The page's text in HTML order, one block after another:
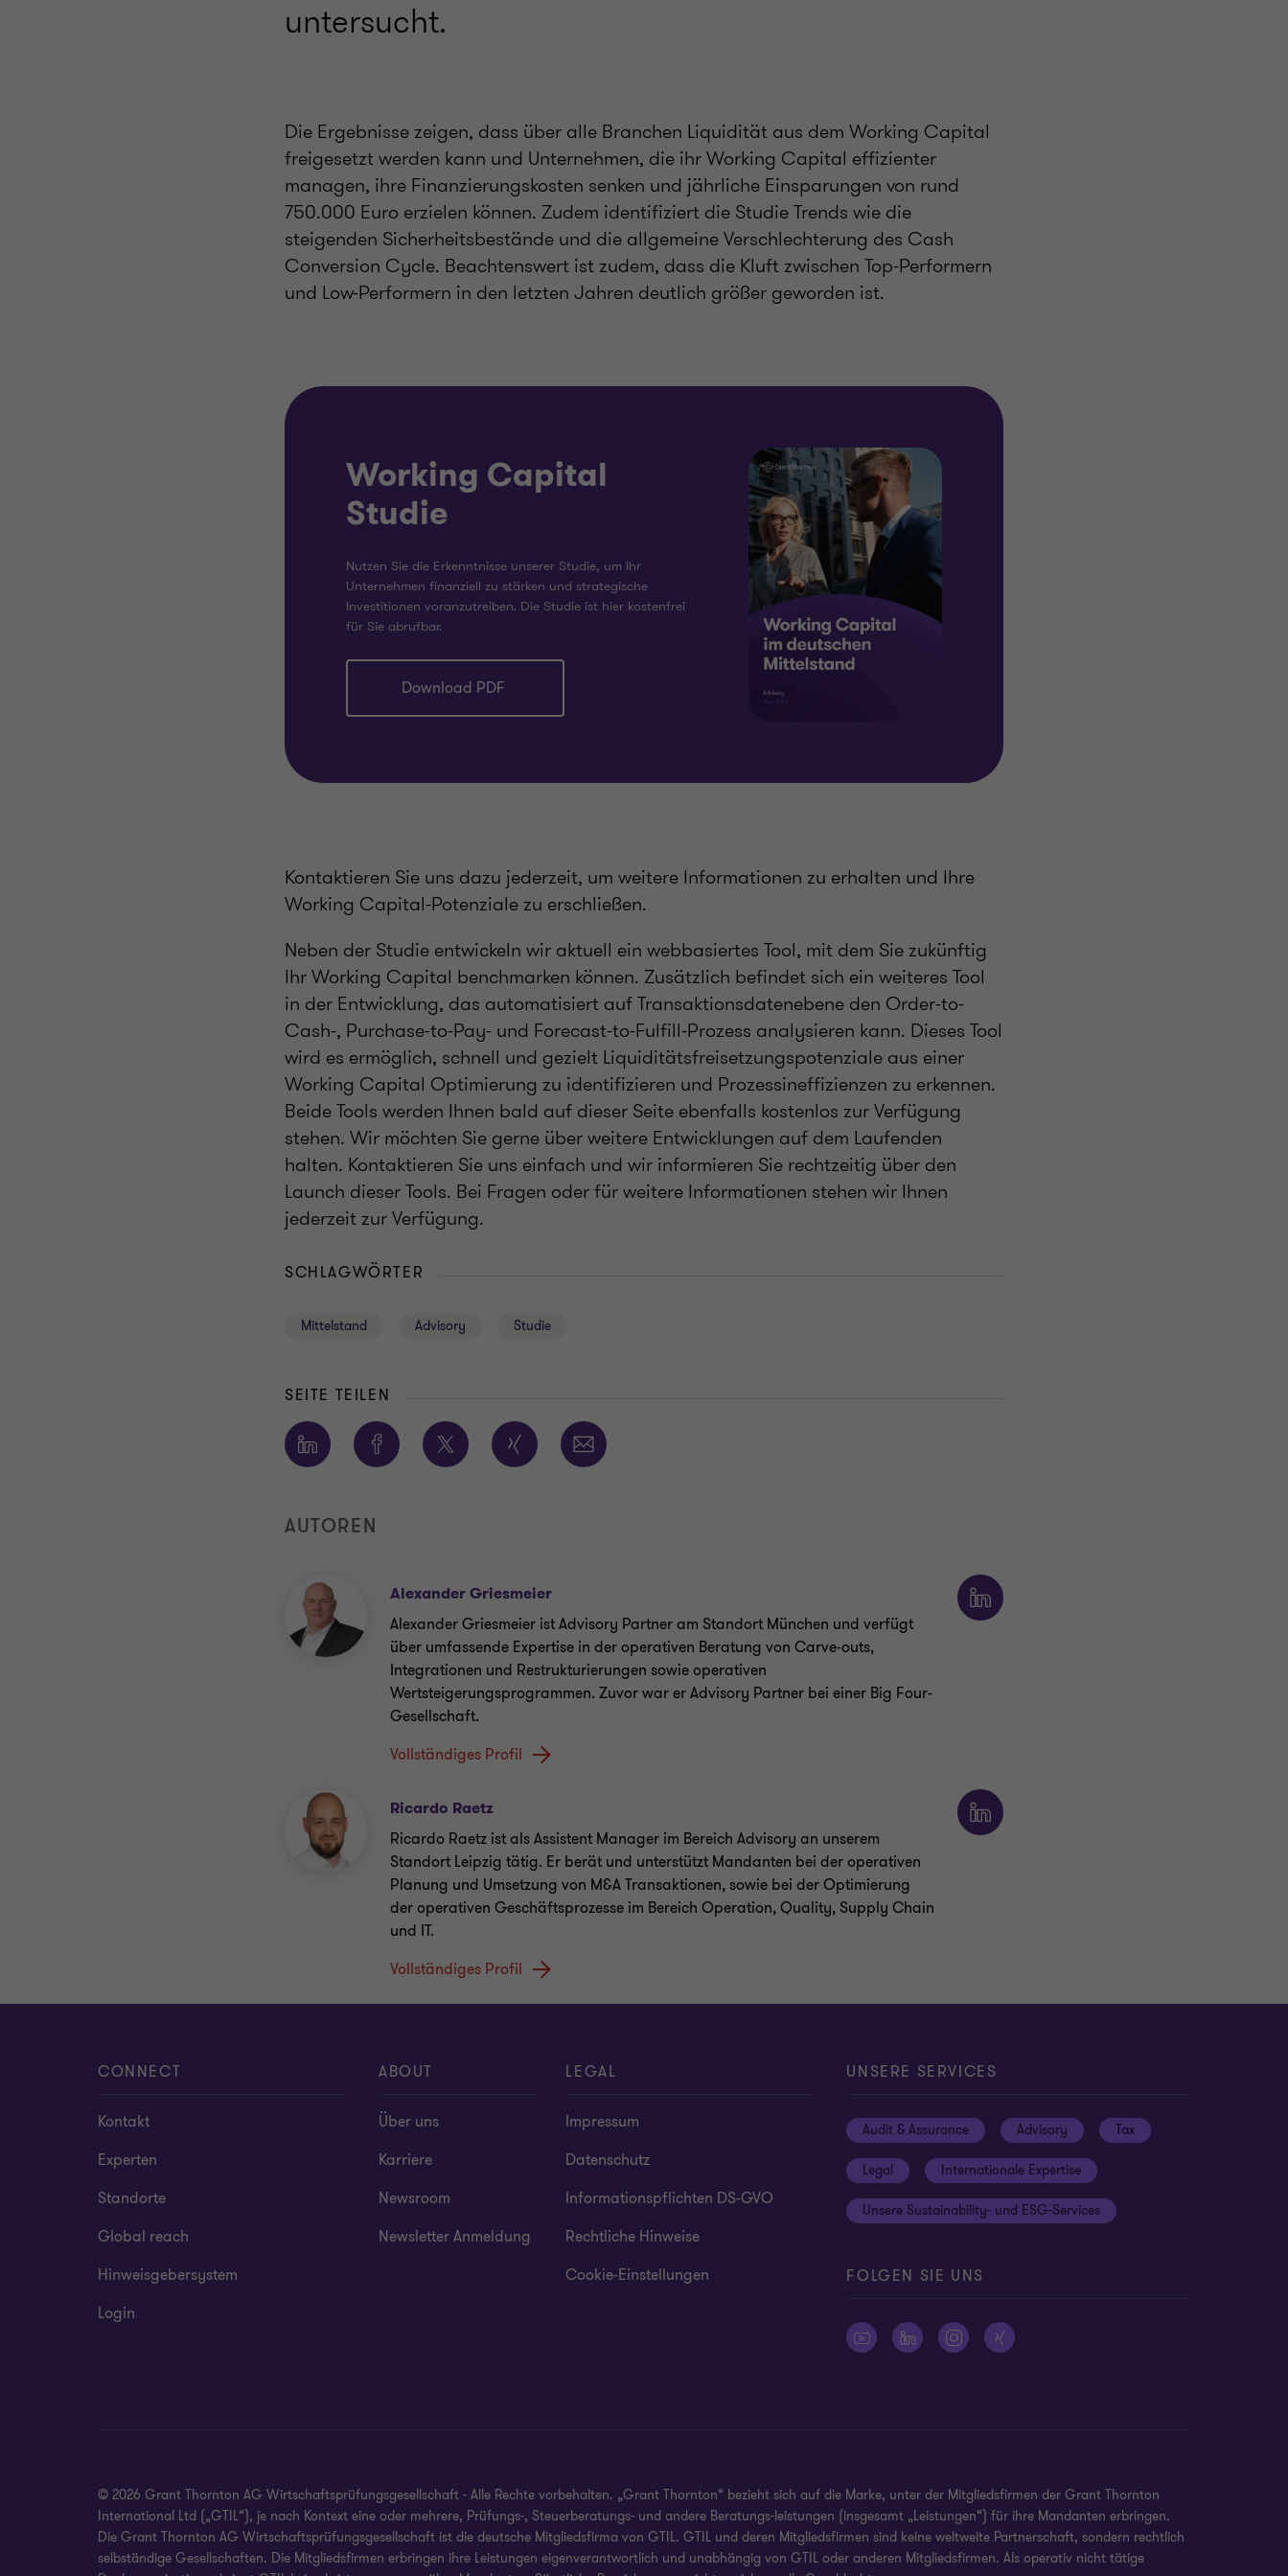
untersucht.
Die Ergebnisse zeigen, dass über alle Branchen Liquidität aus dem Working Capital
freigesetzt werden kann und Unternehmen, die ihr Working Capital effizienter
managen, ihre Finanzierungskosten senken und jährliche Einsparungen von rund
750.000 Euro erzielen können. Zudem identifiziert die Studie Trends wie die
steigenden Sicherheitsbestände und die allgemeine Verschlechterung des Cash
Conversion Cycle. Beachtenswert ist zudem, dass die Kluft zwischen Top-Performern
und Low-Performern in den letzten Jahren deutlich größer geworden ist.
Working Capital
Studie
Nutzen Sie die Erkenntnisse unserer Studie, um Ihr
Unternehmen finanziell zu stärken und strategische
Investitionen voranzutreiben. Die Studie ist hier kostenfrei
für Sie abrufbar.
Download PDF
Kontaktieren Sie uns dazu jederzeit, um weitere Informationen zu erhalten und Ihre
Working Capital-Potenziale zu erschließen.
Neben der Studie entwickeln wir aktuell ein webbasiertes Tool, mit dem Sie zukünftig
Ihr Working Capital benchmarken können. Zusätzlich befindet sich ein weiteres Tool
in der Entwicklung, das automatisiert auf Transaktionsdatenebene den Order-to-
Cash-, Purchase-to-Pay- und Forecast-to-Fulfill-Prozess analysieren kann. Dieses Tool
wird es ermöglich, schnell und gezielt Liquiditätsfreisetzungspotenziale aus einer
Working Capital Optimierung zu identifizieren und Prozessineffizienzen zu erkennen.
Beide Tools werden Ihnen bald auf dieser Seite ebenfalls kostenlos zur Verfügung
stehen. Wir möchten Sie gerne über weitere Entwicklungen auf dem Laufenden
halten. Kontaktieren Sie uns einfach und wir informieren Sie rechtzeitig über den
Launch dieser Tools. Bei Fragen oder für weitere Informationen stehen wir Ihnen
jederzeit zur Verfügung.
SCHLAGWÖRTER
Mittelstand Advisory Studie
SEITE TEILEN
AUTOREN
Alexander Griesmeier
Alexander Griesmeier ist Advisory Partner am Standort München und verfügt
über umfassende Expertise in der operativen Beratung von Carve-outs,
Integrationen und Restrukturierungen sowie operativen
Wertsteigerungsprogrammen. Zuvor war er Advisory Partner bei einer Big Four-
Gesellschaft.
Vollständiges Profil
Ricardo Raetz
Ricardo Raetz ist als Assistent Manager im Bereich Advisory an unserem
Standort Leipzig tätig. Er berät und unterstützt Mandanten bei der operativen
Planung und Umsetzung von M&A Transaktionen, sowie bei der Optimierung
der operativen Geschäftsprozesse im Bereich Operation, Quality, Supply Chain
und IT.
Vollständiges Profil
CONNECT
Kontakt
Experten
Standorte
Global reach
Hinweisgebersystem
Login
ABOUT
Über uns
Karriere
Newsroom
Newsletter Anmeldung
LEGAL
Impressum
Datenschutz
Informationspflichten DS-GVO
Rechtliche Hinweise
Cookie-Einstellungen
UNSERE SERVICES
Audit & Assurance Advisory Tax
Legal Internationale Expertise
Unsere Sustainability- und ESG-Services
FOLGEN SIE UNS
© 2026 Grant Thornton AG Wirtschaftsprüfungsgesellschaft - Alle Rechte vorbehalten. „Grant Thornton“ bezieht sich auf die Marke, unter der Mitgliedsfirmen der Grant Thornton
International Ltd („GTIL“), je nach Kontext eine oder mehrere, Prüfungs-, Steuerberatungs- und andere Beratungs-leistungen (insgesamt „Leistungen“) für ihre Mandanten erbringen.
Die Grant Thornton AG Wirtschaftsprüfungsgesellschaft ist die deutsche Mitgliedsfirma von GTIL. GTIL und deren Mitgliedsfirmen sind keine weltweite Partnerschaft, sondern rechtlich
selbständige Gesellschaften. Die Mitgliedsfirmen erbringen ihre Leistungen eigenverantwortlich und unabhängig von GTIL oder anderen Mitgliedsfirmen. Als operativ nicht tätige